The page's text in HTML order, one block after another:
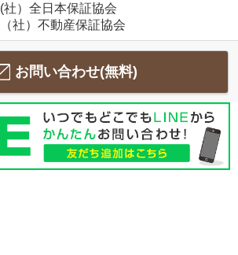
(社）全日本保証協会
（社）不動産保証協会
お問い合わせ(無料)